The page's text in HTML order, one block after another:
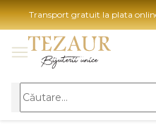
Transport gratuit la plata
BIJUTERII FEMEI